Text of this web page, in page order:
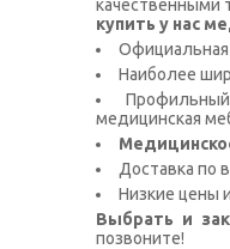
качественными
купить у нас
Официальная
Наиболее
медицинская
Доставка по
Низкие цены
Выбрать и
позвоните!